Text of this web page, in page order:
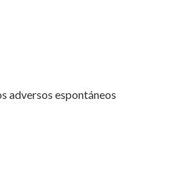
adversos espontáneos